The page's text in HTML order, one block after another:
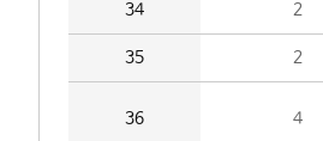
34 2
35 2
36 4